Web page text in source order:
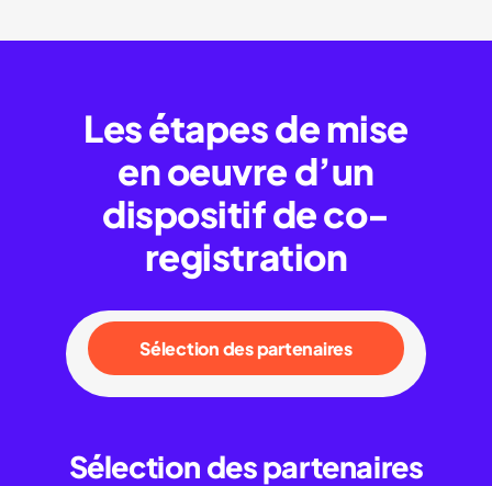
Les étapes de mise
en oeuvre d’un
dispositif de co-
registration
Sélection des partenaires
Sélection des partenaires